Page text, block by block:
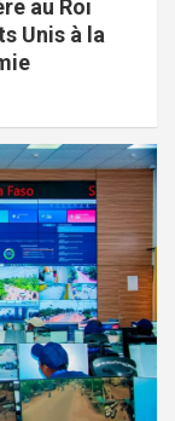
au Roi
Unis à la